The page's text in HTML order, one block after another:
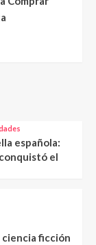
española:
el
ciencia ficción